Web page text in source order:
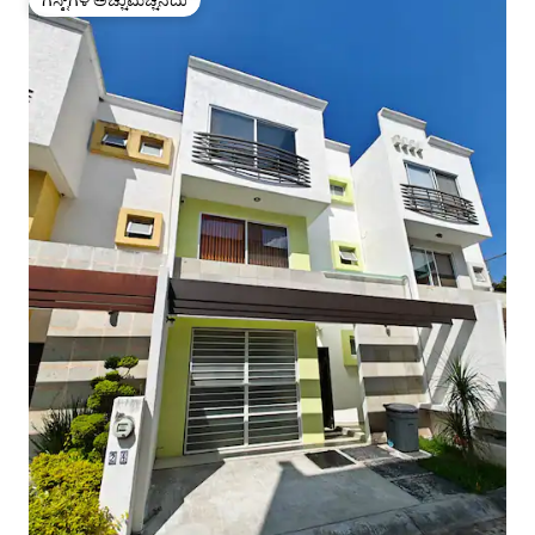
ಗೆಸ್ಟ್‌ಗಳ ಅಚ್ಚುಮೆಚ್ಚಿನದು